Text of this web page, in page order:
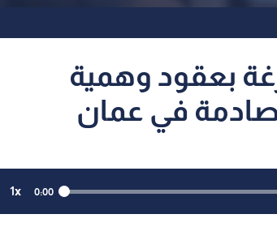
بعقود وهمية
صادمة في عمان
0:00
1x